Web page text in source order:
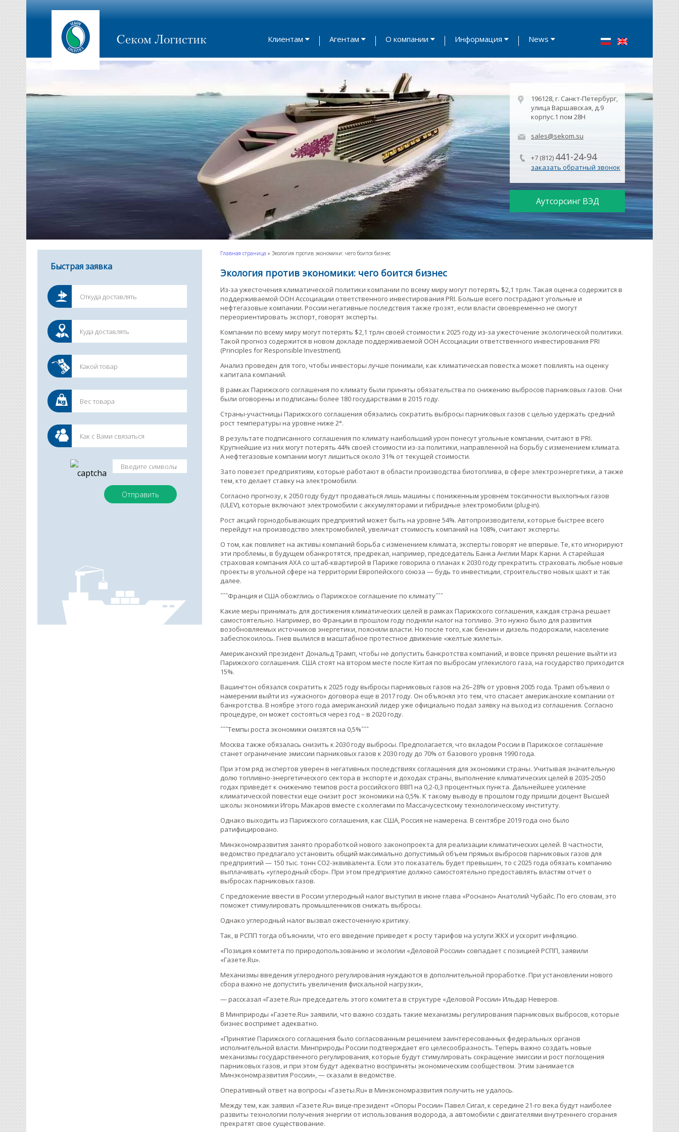
Секом Логистик Клиентам Агентам О компании Информация News
196128, г. Санкт-Петербург,
улица Варшавская, д.9
корпус.1 пом 28Н
sales@sekom.su
+7 (812) 441-24-94
заказать обратный звонок
Аутсорсинг ВЭД
Быстрая заявка
Главная страница » Экология против экономики: чего боится бизнес
Экология против экономики: чего боится бизнес
Из-за ужесточения климатической политики компании по всему миру могут потерять $2,1 трлн. Такая оценка содержится в
поддерживаемой ООН Ассоциации ответственного инвестирования PRI. Больше всего пострадают угольные и
нефтегазовые компании. России негативные последствия также грозят, если власти своевременно не смогут
переориентировать экспорт, говорят эксперты.
Компании по всему миру могут потерять $2,1 трлн своей стоимости к 2025 году из-за ужесточение экологической политики.
Такой прогноз содержится в новом докладе поддерживаемой ООН Ассоциации ответственного инвестирования PRI
(Principles for Responsible Investment).
Анализ проведен для того, чтобы инвесторы лучше понимали, как климатическая повестка может повлиять на оценку
капитала компаний.
В рамках Парижского соглашения по климату были приняты обязательства по снижению выбросов парниковых газов. Они
были оговорены и подписаны более 180 государствами в 2015 году.
Страны-участницы Парижского соглашения обязались сократить выбросы парниковых газов с целью удержать средний
рост температуры на уровне ниже 2°.
В результате подписанного соглашения по климату наибольший урон понесут угольные компании, считают в PRI.
Крупнейшие из них могут потерять 44% своей стоимости из-за политики, направленной на борьбу с изменением климата.
А нефтегазовые компании могут лишиться около 31% от текущей стоимости.
Зато повезет предприятиям, которые работают в области производства биотоплива, в сфере электроэнергетики, а также
тем, кто делает ставку на электромобили.
Согласно прогнозу, к 2050 году будут продаваться лишь машины с пониженным уровнем токсичности выхлопных газов
(ULEV), которые включают электромобили с аккумуляторами и гибридные электромобили (plug-in).
Рост акций горнодобывающих предприятий может быть на уровне 54%. Автопроизводители, которые быстрее всего
перейдут на производство электромобилей, увеличат стоимость компаний на 108%, считают эксперты.
О том, как повлияет на активы компаний борьба с изменением климата, эксперты говорят не впервые. Те, кто игнорируют
эти проблемы, в будущем обанкротятся, предрекал, например, председатель Банка Англии Марк Карни. А старейшая
страховая компания AXA со штаб-квартирой в Париже говорила о планах к 2030 году прекратить страховать любые новые
проекты в угольной сфере на территории Европейского союза — будь то инвестиции, строительство новых шахт и так
далее.
ˆˆˆФранция и США обожглись о Парижское соглашение по климатуˆˆˆ
Какие меры принимать для достижения климатических целей в рамках Парижского соглашения, каждая страна решает
самостоятельно. Например, во Франции в прошлом году подняли налог на топливо. Это нужно было для развития
возобновляемых источников энергетики, поясняли власти. Но после того, как бензин и дизель подорожали, население
забеспокоилось. Гнев вылился в масштабное протестное движение «желтые жилеты».
Американский президент Дональд Трамп, чтобы не допустить банкротства компаний, и вовсе принял решение выйти из
Парижского соглашения. CША стоят на втором месте после Китая по выбросам углекислого газа, на государство приходится
15%.
Вашингтон обязался сократить к 2025 году выбросы парниковых газов на 26–28% от уровня 2005 года. Трамп объявил о
намерении выйти из «ужасного» договора еще в 2017 году. Он объяснял это тем, что спасает американские компании от
банкротства. В ноябре этого года американский лидер уже официально подал заявку на выход из соглашения. Согласно
процедуре, он может состояться через год – в 2020 году.
ˆˆˆТемпы роста экономики снизятся на 0,5%ˆˆˆ
Москва также обязалась снизить к 2030 году выбросы. Предполагается, что вкладом России в Парижское соглашение
станет ограничение эмиссии парниковых газов к 2030 году до 70% от базового уровня 1990 года.
При этом ряд экспертов уверен в негативных последствиях соглашения для экономики страны. Учитывая значительную
долю топливно-энергетического сектора в экспорте и доходах страны, выполнение климатических целей в 2035-2050
годах приведет к снижению темпов роста российского ВВП на 0,2-0,3 процентных пункта. Дальнейшее усиление
климатической повестки еще снизит рост экономики на 0,5%. К такому выводу в прошлом году пришли доцент Высшей
школы экономики Игорь Макаров вместе с коллегами по Массачусесткому технологическому институту.
Однако выходить из Парижского соглашения, как США, Россия не намерена. В сентябре 2019 года оно было
ратифицировано.
Минэкономразвития занято проработкой нового законопроекта для реализации климатических целей. В частности,
ведомство предлагало установить общий максимально допустимый объем прямых выбросов парниковых газов для
предприятий — 150 тыс. тонн СО2-эквивалента. Если это показатель будет превышен, то с 2025 года обязать компанию
выплачивать «углеродный сбор». При этом предприятие должно самостоятельно предоставлять властям отчет о
выбросах парниковых газов.
С предложение ввести в России углеродный налог выступил в июне глава «Роснано» Анатолий Чубайс. По его словам, это
поможет стимулировать промышленников снижать выбросы.
Однако углеродный налог вызвал ожесточенную критику.
Так, в РСПП тогда объяснили, что его введение приведет к росту тарифов на услуги ЖКХ и ускорит инфляцию.
«Позиция комитета по природопользованию и экологии «Деловой России» совпадает с позицией РСПП, заявили
«Газете.Ru».
Механизмы введения углеродного регулирования нуждаются в дополнительной проработке. При установлении нового
сбора важно не допустить увеличения фискальной нагрузки»,
— рассказал «Газете.Ru» председатель этого комитета в структуре «Деловой России» Ильдар Неверов.
В Минприроды «Газете.Ru» заявили, что важно создать такие механизмы регулирования парниковых выбросов, которые
бизнес воспримет адекватно.
«Принятие Парижского соглашения было согласованным решением заинтересованных федеральных органов
исполнительной власти. Минприроды России подтверждает его целесообразность. Теперь важно создать новые
механизмы государственного регулирования, которые будут стимулировать сокращение эмиссии и рост поглощения
парниковых газов, и при этом будут адекватно восприняты экономическим сообществом. Этим занимается
Минэкономразвития России», — сказали в ведомстве.
Оперативный ответ на вопросы «Газеты.Ru» в Минэкономразвития получить не удалось.
Между тем, как заявил «Газете.Ru» вице-президент «Опоры России» Павел Сигал, к середине 21-го века будут наиболее
развиты технологии получения энергии от использования водорода, а автомобили с двигателями внутреннего сгорания
прекратят свое существование.